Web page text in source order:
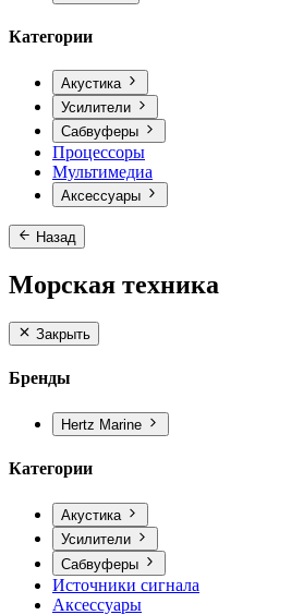
Категории
Акустика
Усилители
Сабвуферы
Процессоры
Мультимедиа
Аксессуары
Назад
Морская техника
Закрыть
Бренды
Hertz Marine
Категории
Акустика
Усилители
Сабвуферы
Источники сигнала
Аксессуары